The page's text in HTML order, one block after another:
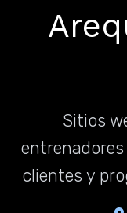
Sitios
clientes y